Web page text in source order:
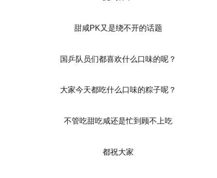
甜咸PK又是绕不开的话题
国乒队员们都喜欢什么口味的呢？
大家今天都吃什么口味的粽子呢？
不管吃甜吃咸还是忙到顾不上吃
都祝大家